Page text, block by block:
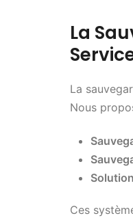
La
La
Nous
Ces